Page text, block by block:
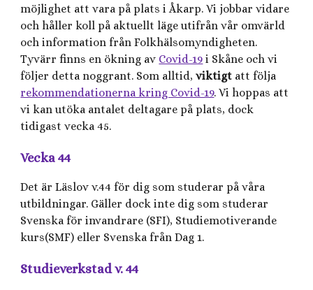
möjlighet att vara på plats i Åkarp. Vi jobbar vidare
och håller koll på aktuellt läge utifrån vår omvärld
och information från Folkhälsomyndigheten.
Tyvärr finns en ökning av Covid-19 i Skåne och vi
följer detta noggrant. Som alltid,viktigt att följa
rekommendationerna kring Covid-19. Vi hoppas att
vi kan utöka antalet deltagare på plats, dock
tidigast vecka 45.
Vecka 44
Det är Läslov v.44 för dig som studerar på våra
utbildningar. Gäller dock inte dig som studerar
Svenska för invandrare (SFI), Studiemotiverande
kurs(SMF) eller Svenska från Dag 1.
Studieverkstad v. 44